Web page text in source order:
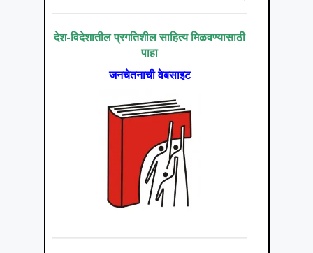
देश-विदेशातील प्रगतिशील साहित्य मिळवण्यासाठी
पाहा
जनचेतनाची वेबसाइट